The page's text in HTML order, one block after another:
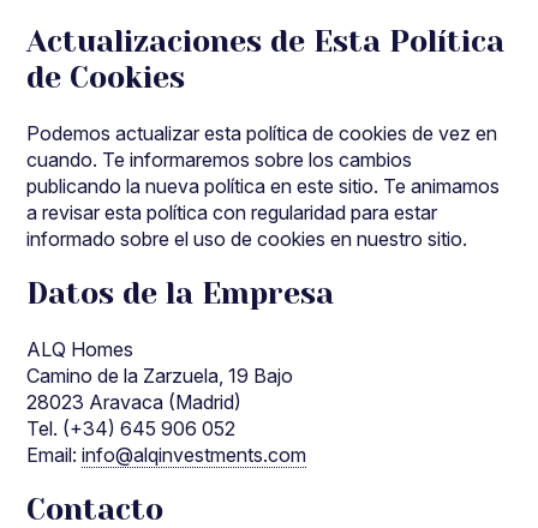
Actualizaciones de Esta Política
de Cookies
Podemos actualizar esta política de cookies de vez en
cuando. Te informaremos sobre los cambios
publicando la nueva política en este sitio. Te animamos
a revisar esta política con regularidad para estar
informado sobre el uso de cookies en nuestro sitio.
Datos de la Empresa
ALQ Homes
Camino de la Zarzuela, 19 Bajo
28023 Aravaca (Madrid)
Tel. (+34) 645 906 052
Email:info@alqinvestments.com
Contacto